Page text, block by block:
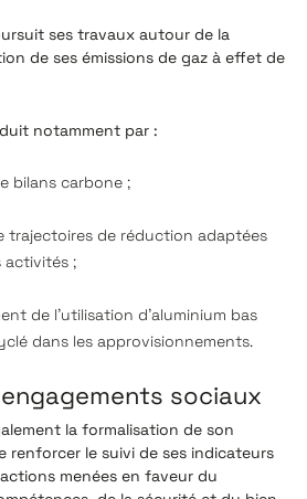
ses travaux autour de la
de ses émissions de gaz à effet de
notamment par :
bilans carbone ;
trajectoires de réduction adaptées
activités ;
de l'utilisation d'aluminium bas
dans les approvisionnements.
sociaux
la formalisation de son
renforcer le suivi de ses indicateurs
menées en faveur du